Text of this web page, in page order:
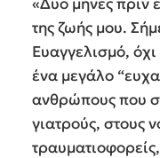
της ζωής μου.
Ευαγγελισμό,
ένα μεγάλο
ανθρώπους που
γιατρούς, στους